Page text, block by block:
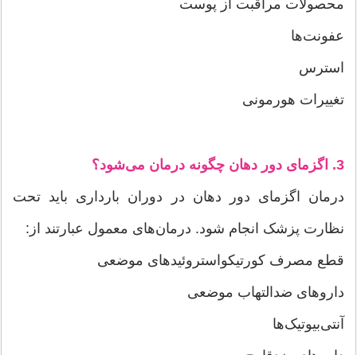
محصولات مراقبت از پوست
عفونت‌ها
استرس
تغییرات هورمونی
3. اگزمای دور دهان چگونه درمان می‌شود؟
درمان اگزمای دور دهان در دوران بارداری باید تحت
نظارت پزشک انجام شود. درمان‌های معمول عبارتند از:
قطع مصرف کورتیکواستروئیدهای موضعی
داروهای ضدالتهاب موضعی
آنتی‌بیوتیک‌ها